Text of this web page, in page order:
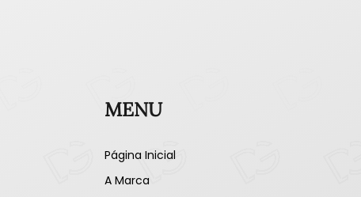
MENU
Página Inicial
A Marca